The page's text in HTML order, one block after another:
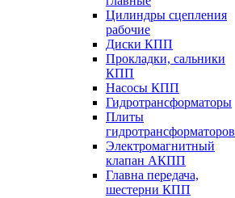
Цилиндры сцепления
рабочие
Диски КПП
Прокладки, сальники
КПП
Насосы КПП
Гидротрансформаторы
Плиты
гидротрансформаторов
Электромагнитный
клапан АКПП
Главна передача,
шестерни КПП